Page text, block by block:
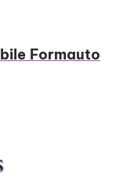
Formauto